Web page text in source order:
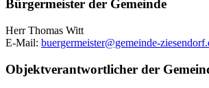
Bürgermeister der Gemeinde
Herr Thomas Witt
E-Mail: buergermeister@gemeinde-
Objektverantwortlicher der